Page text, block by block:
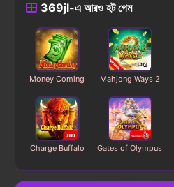
369jl-এ আরও হট গেম
Money Coming Mahjong Ways 2
Charge Buffalo Gates of Olympus